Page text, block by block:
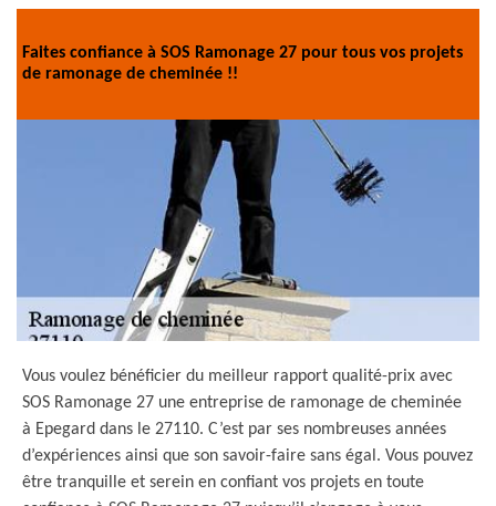
Faites confiance à SOS Ramonage 27 pour tous vos projets
de ramonage de cheminée !!
Vous voulez bénéficier du meilleur rapport qualité-prix avec
SOS Ramonage 27 une entreprise de ramonage de cheminée
à Epegard dans le 27110. C’est par ses nombreuses années
d’expériences ainsi que son savoir-faire sans égal. Vous pouvez
être tranquille et serein en confiant vos projets en toute